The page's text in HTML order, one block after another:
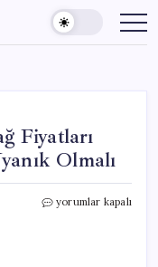
Fiyatları
Olmalı
Yumurta,
yorumlar kapalı